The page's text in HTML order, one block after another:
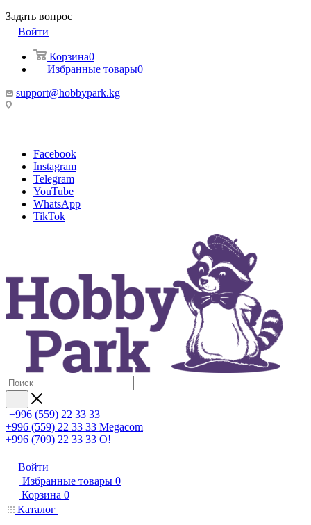
Задать вопрос
Войти
Корзина0
Избранные товары0
support@hobbypark.kg
Facebook
Instagram
Telegram
YouTube
WhatsApp
TikTok
+996 (559) 22 33 33
+996 (559) 22 33 33 Megacom
+996 (709) 22 33 33 O!
Войти
Избранные товары 0
Корзина 0
Каталог